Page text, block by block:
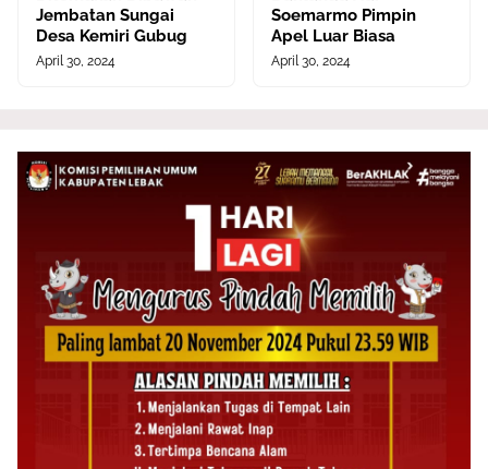
Jembatan Sungai
Desa Kemiri Gubug
April 30, 2024
Soemarmo Pimpin
Apel Luar Biasa
April 30, 2024